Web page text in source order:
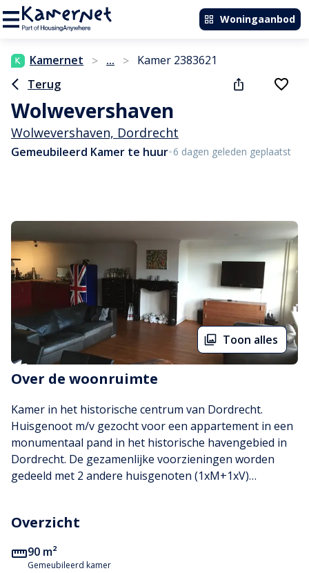
Woningaanbod
Kamernet > ... > Kamer 2383621
Terug
Wolwevershaven
Wolwevershaven, Dordrecht
Gemeubileerd Kamer te huur•6 dagen geleden geplaatst
Toon alles
Over de woonruimte
Kamer in het historische centrum van Dordrecht.
Huisgenoot m/v gezocht voor een appartement in een
monumentaal pand in het historische havengebied in
Dordrecht. De gezamenlijke voorzieningen worden
gedeeld met 2 andere huisgenoten (1xM+1xV)
een praktische indeling, inclusief bed (200x140cm),
Overzicht
90 m²
Gemeubileerd kamer